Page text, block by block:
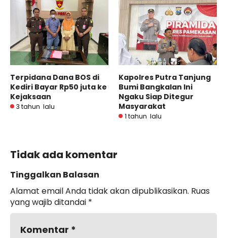
Terpidana Dana BOS di
Kediri Bayar Rp50 juta ke
Kejaksaan
3 tahun lalu
Kapolres Putra Tanjung
Bumi Bangkalan Ini
Ngaku Siap Ditegur
Masyarakat
1 tahun lalu
Tidak ada komentar
Tinggalkan Balasan
Alamat email Anda tidak akan dipublikasikan. Ruas
yang wajib ditandai *
Komentar *